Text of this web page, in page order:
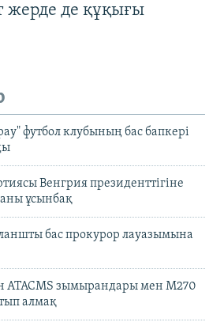
жерде де құқығы
футбол клубының бас бапкері
Венгрия президенттігіне
ұсынбақ
бас прокурор лауазымына
ATACMS зымырандары мен M270
алмақ